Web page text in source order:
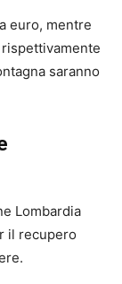
euro, mentre
saranno
Lombardia
il recupero